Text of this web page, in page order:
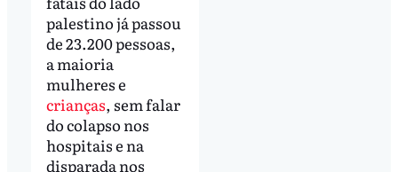
palestino já passou
de 23.200 pessoas,
a maioria
mulheres e
crianças, sem falar
do colapso nos
hospitais e na
disparada nos